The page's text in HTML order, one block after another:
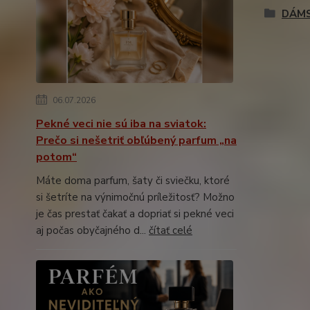
06.07.2026
Pekné veci nie sú iba na sviatok:
Prečo si nešetriť obľúbený parfum „na
potom“
Máte doma parfum, šaty či sviečku, ktoré
si šetríte na výnimočnú príležitosť? Možno
je čas prestať čakať a dopriať si pekné veci
aj počas obyčajného d... čítať celé